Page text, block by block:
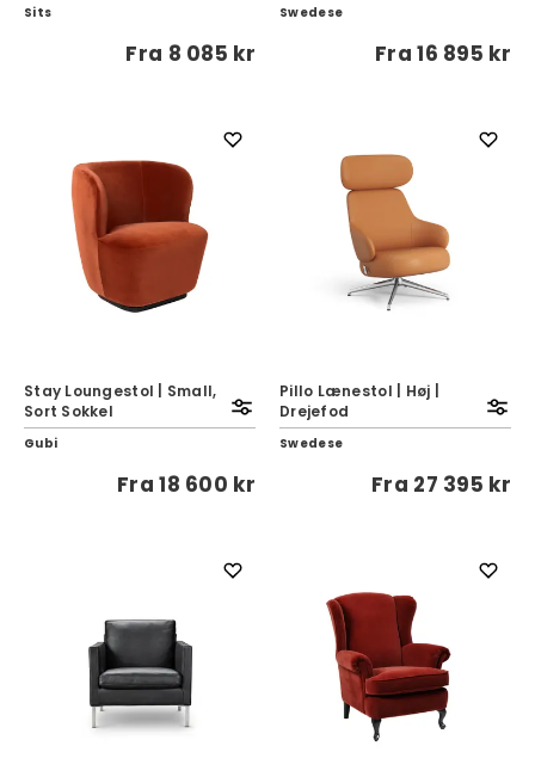
Sits
Fra 8 085 kr
Swedese
Fra16 895 kr
Stay Loungestol | Small,
Sort Sokkel
Gubi
Fra18 600 kr
Pillo Lænestol | Høj |
Drejefod
Swedese
Fra 27 395 kr